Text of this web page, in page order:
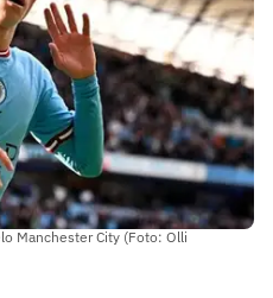
Manchester City (Foto: Olli